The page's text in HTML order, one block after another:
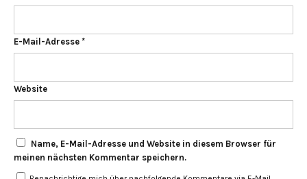
E-Mail-Adresse *
Website
Name, E-Mail-Adresse und Website in diesem Browser für
meinen nächsten Kommentar speichern.